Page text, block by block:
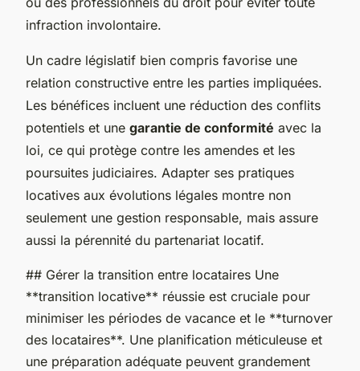
infraction involontaire.
Un cadre législatif bien compris favorise une
relation constructive entre les parties impliquées.
Les bénéfices incluent une réduction des conflits
potentiels et une garantie de conformité avec la
loi, ce qui protège contre les amendes et les
poursuites judiciaires. Adapter ses pratiques
locatives aux évolutions légales montre non
seulement une gestion responsable, mais assure
aussi la pérennité du partenariat locatif.
## Gérer la transition entre locataires Une
**transition locative** réussie est cruciale pour
minimiser les périodes de vacance et le **turnover
des locataires**. Une planification méticuleuse et
une préparation adéquate peuvent grandement